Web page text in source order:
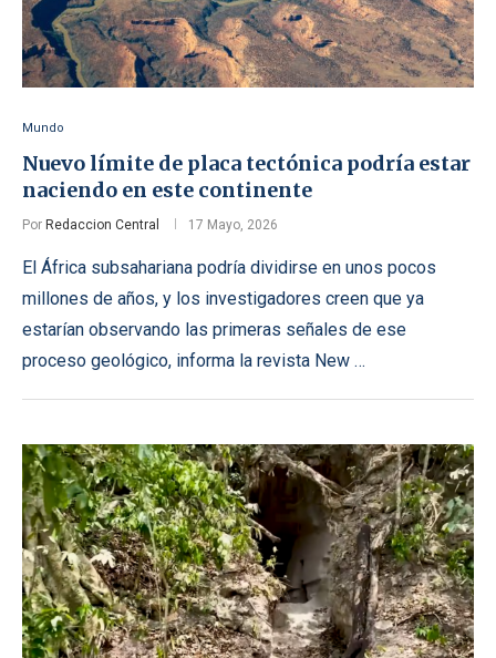
Mundo
Nuevo límite de placa tectónica podría estar
naciendo en este continente
Por Redaccion Central 17 Mayo, 2026
El África subsahariana podría dividirse en unos pocos
millones de años, y los investigadores creen que ya
estarían observando las primeras señales de ese
proceso geológico, informa la revista New …